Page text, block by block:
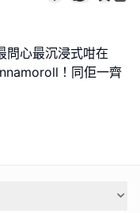
問心最沉浸式咁在
！同佢一齊